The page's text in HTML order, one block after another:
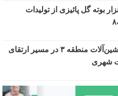
کاشت ۱۵۰ هزار بوته گل پائیزی از تولیدات
کارگاه امانی و ماشین‌آلات منطقه ۳ در مسیر ارتقای
شهری